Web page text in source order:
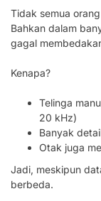
Tidak semua
Bahkan dalam
gagal
Kenapa?
Telinga
20 kHz)
Banyak
Otak juga
Jadi, meskipun
berbeda.